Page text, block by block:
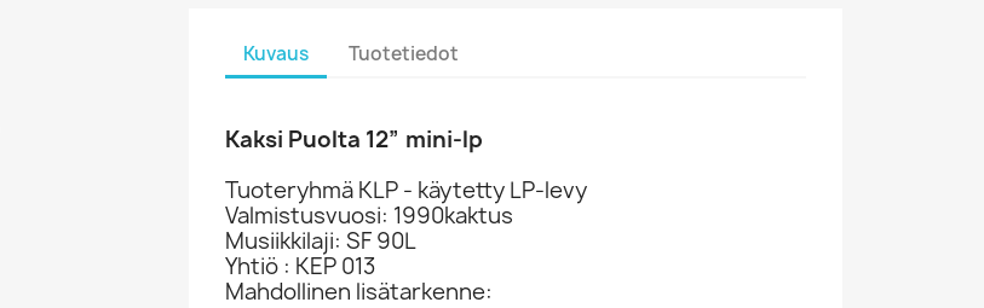
Kuvaus Tuotetiedot
Kaksi Puolta 12” mini-lp
Tuoteryhmä KLP - käytetty LP-levy
Valmistusvuosi: 1990kaktus
Musiikkilaji: SF 90L
Yhtiö : KEP 013
Mahdollinen lisätarkenne: